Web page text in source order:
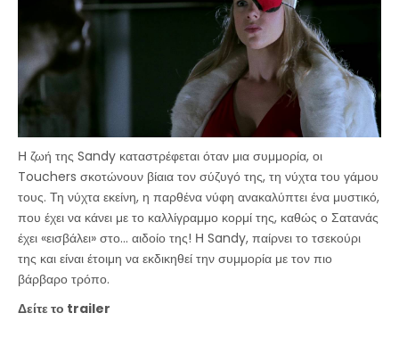
Η ζωή της Sandy καταστρέφεται όταν μια συμμορία, οι
Touchers σκοτώνουν βίαια τον σύζυγό της, τη νύχτα του γάμου
τους. Τη νύχτα εκείνη, η παρθένα νύφη ανακαλύπτει ένα μυστικό,
που έχει να κάνει με το καλλίγραμμο κορμί της, καθώς ο Σατανάς
έχει «εισβάλει» στο... αιδοίο της! Η Sandy, παίρνει το τσεκούρι
της και είναι έτοιμη να εκδικηθεί την συμμορία με τον πιο
βάρβαρο τρόπο.
Δείτε το trailer